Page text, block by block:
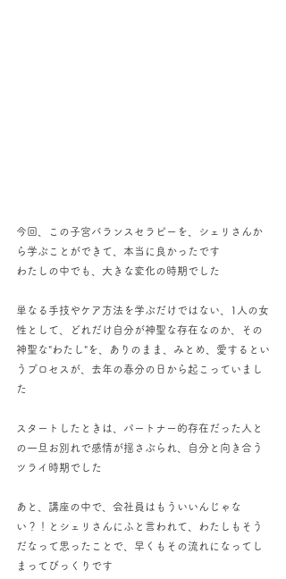
今回、この子宮バランスセラピーを、シェリさんか
ら学ぶことができて、本当に良かったです
わたしの中でも、大きな変化の時期でした
単なる手技やケア方法を学ぶだけではない、1人の女
性として、どれだけ自分が神聖な存在なのか、その
神聖な"わたし"を、ありのまま、みとめ、愛するとい
うプロセスが、去年の春分の日から起こっていまし
た
スタートしたときは、パートナー的存在だった人と
の一旦お別れで感情が揺さぶられ、自分と向き合う
ツライ時期でした
あと、講座の中で、会社員はもういいんじゃな
い？！とシェリさんにふと言われて、わたしもそう
だなって思ったことで、早くもその流れになってし
まってびっくりです